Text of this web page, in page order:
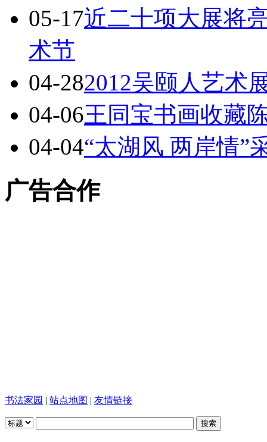
05-17近二十项大展将
术节
04-282012吴颐人艺术
04-06王同宝书画收藏
04-04“太湖风 两岸情”
广告合作
书法家园 | 站点地图 | 友情链接